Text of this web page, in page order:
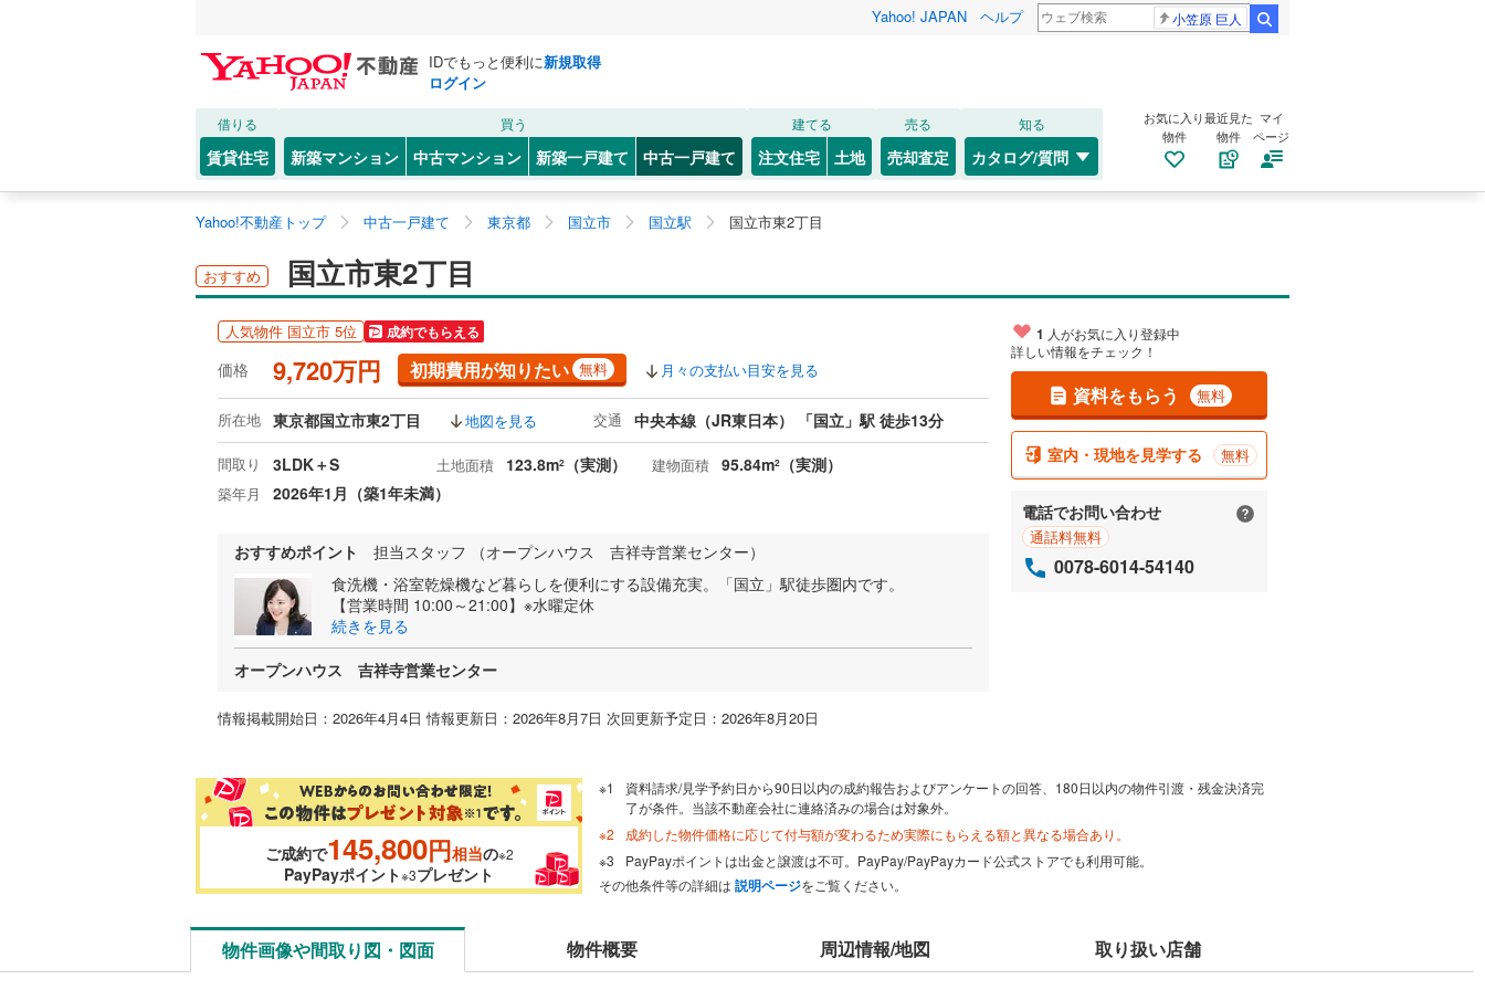
Yahoo! JAPAN ヘルプ 小笠原 巨人
IDでもっと便利に新規取得
ログイン
借りる
賃貸住宅
買う
新築マンション 中古マンション 新築一戸建て 中古一戸建て
建てる
注文住宅 土地
売る
売却査定
知る
カタログ/質問
お気に入り
物件
最近見た
物件
マイ
ページ
Yahoo!不動産トップ 中古一戸建て 東京都 国立市 国立駅 国立市東2丁目
おすすめ 国立市東2丁目
人気物件 国立市 5位 成約でもらえる
価格 9,720万円 初期費用が知りたい 無料 月々の支払い目安を見る
所在地 東京都国立市東2丁目 地図を見る 交通 中央本線（JR東日本） 「国立」駅 徒歩13分
間取り 3LDK＋S 土地面積 123.8m2 （実測） 建物面積 95.84m2 （実測）
築年月 2026年1月（築1年未満）
おすすめポイント
担当スタッフ （オープンハウス 吉祥寺営業センター）
食洗機・浴室乾燥機など暮らしを便利にする設備充実。「国立」駅徒歩圏内です。
【営業時間 10:00～21:00】※水曜定休
続きを見る
オープンハウス 吉祥寺営業センター
情報掲載開始日：2026年4月4日 情報更新日：2026年8月7日 次回更新予定日：2026年8月20日
1 人がお気に入り登録中
詳しい情報をチェック！
資料をもらう 無料
室内・現地を見学する 無料
電話でお問い合わせ
通話料無料
0078-6014-54140
ご成約で145,800円相当の※2
PayPayポイント※3プレゼント
資料請求/見学予約日から90日以内の成約報告およびアンケートの回答、180日以内の物件引渡・残金決済完
了が条件。当該不動産会社に連絡済みの場合は対象外。
成約した物件価格に応じて付与額が変わるため実際にもらえる額と異なる場合あり。
PayPayポイントは出金と譲渡は不可。PayPay/PayPayカード公式ストアでも利用可能。
その他条件等の詳細は 説明ページをご覧ください。
物件画像や間取り図・図面 物件概要 周辺情報/地図 取り扱い店舗